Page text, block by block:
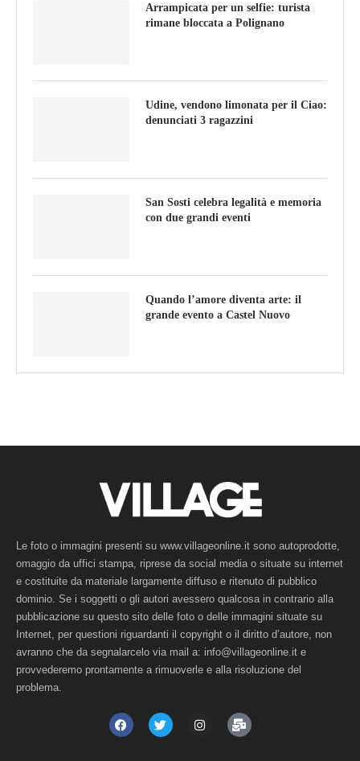
Arrampicata per un selfie: turista
rimane bloccata a Polignano
Udine, vendono limonata per il Ciao:
denunciati 3 ragazzini
San Sosti celebra legalità e memoria
con due grandi eventi
Quando l’amore diventa arte: il
grande evento a Castel Nuovo
Le foto o immagini presenti su www.villageonline.it sono autoprodotte,
omaggio da uffici stampa, riprese da social media o situate su internet
e costituite da materiale largamente diffuso e ritenuto di pubblico
dominio. Se i soggetti o gli autori avessero qualcosa in contrario alla
pubblicazione su questo sito delle foto o delle immagini situate su
Internet, per questioni riguardanti il copyright o il diritto d’autore, non
avranno che da segnalarcelo via mail a: info@villageonline.it e
provvederemo prontamente a rimuoverle e alla risoluzione del
problema.